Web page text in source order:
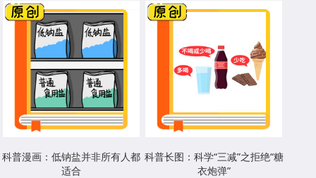
科普漫画：低钠盐并非所有人都
适合
科普长图：科学“三减”之拒绝“糖
衣炮弹”